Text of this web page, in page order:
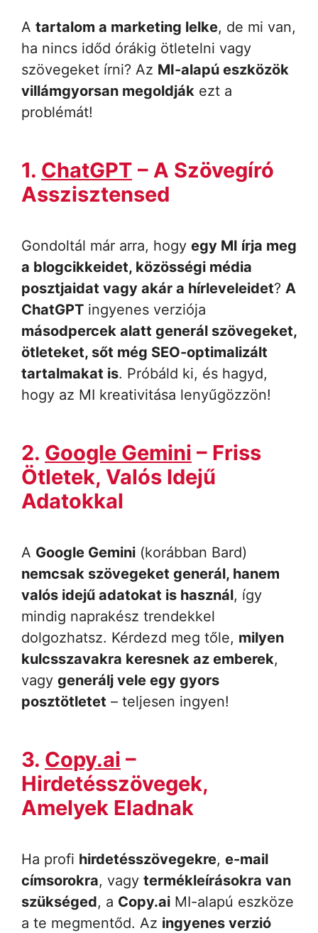
A tartalom a marketing lelke, de mi van,
ha nincs időd órákig ötletelni vagy
szövegeket írni? Az MI-alapú eszközök
villámgyorsan megoldják ezt a
problémát!
1. ChatGPT – A Szövegíró
Asszisztensed
Gondoltál már arra, hogy egy MI írja meg
a blogcikkeidet, közösségi média
posztjaidat vagy akár a hírleveleidet? A
ChatGPT ingyenes verziója
másodpercek alatt generál szövegeket,
ötleteket, sőt még SEO-optimalizált
tartalmakat is. Próbáld ki, és hagyd,
hogy az MI kreativitása lenyűgözzön!
2. Google Gemini – Friss
Ötletek, Valós Idejű
Adatokkal
A Google Gemini (korábban Bard)
nemcsak szövegeket generál, hanem
valós idejű adatokat is használ, így
mindig naprakész trendekkel
dolgozhatsz. Kérdezd meg tőle, milyen
kulcsszavakra keresnek az emberek,
vagy generálj vele egy gyors
posztötletet – teljesen ingyen!
3. Copy.ai –
Hirdetésszövegek,
Amelyek Eladnak
Ha profi hirdetésszövegekre, e-mail
címsorokra, vagy termékleírásokra van
szükséged, a Copy.ai MI-alapú eszköze
a te megmentőd. Az ingyenes verzió